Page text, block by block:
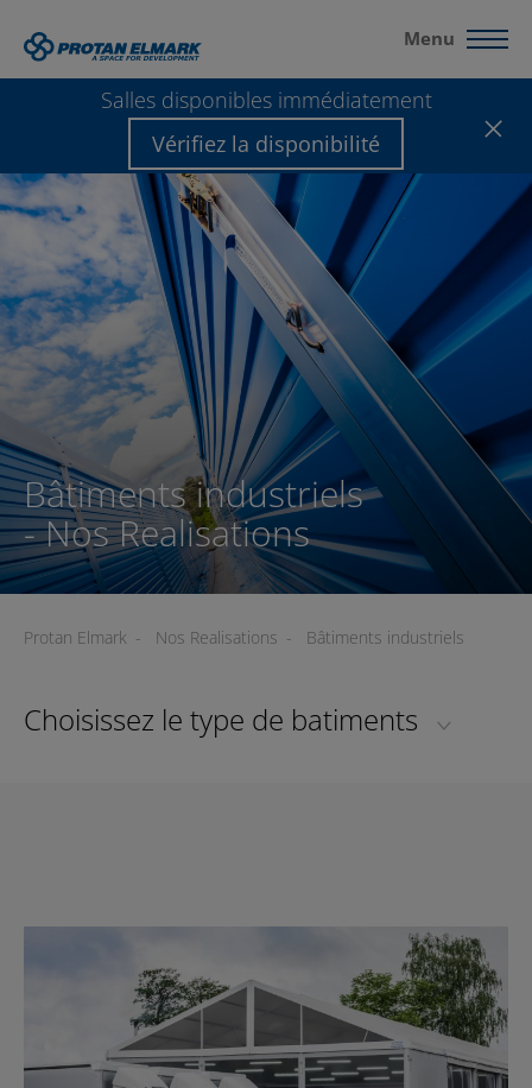
Salles disponibles immédiatement
Vérifiez la disponibilité
Menu
Bâtiments industriels
- Nos Realisations
Protan Elmark - Nos Realisations - Bâtiments industriels
Choisissez le type de batiments